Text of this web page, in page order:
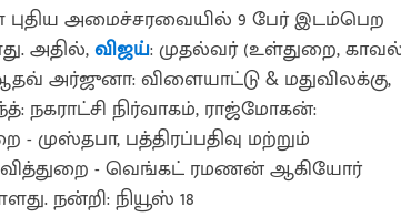
அமைச்சரவையில் 9 பேர் இடம்பெற
அதில்,விஜய்: முதல்வர் (உள்துறை,
விளையாட்டு & மதுவிலக்கு,
நகராட்சி நிர்வாகம், ராஜ்மோகன்:
முஸ்தபா, பத்திரப்பதிவு மற்றும்
- வெங்கட் ரமணன் ஆகியோர்
நன்றி: நியூஸ் 18